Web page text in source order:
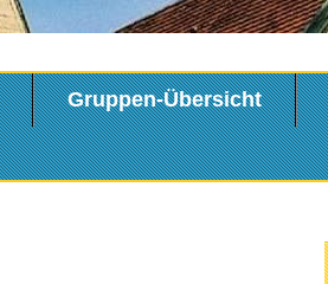
Gruppen-Übersicht